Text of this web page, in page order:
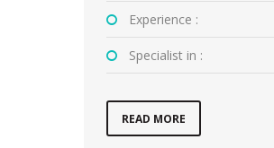
Experience :
Specialist in :
READ MORE